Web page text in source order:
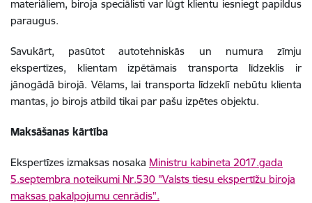
materiāliem, biroja speciālisti var lūgt klientu iesniegt papildus
paraugus.
Savukārt, pasūtot autotehniskās un numura zīmju
ekspertīzes, klientam izpētāmais transporta līdzeklis ir
jānogādā birojā. Vēlams, lai transporta līdzeklī nebūtu klienta
mantas, jo birojs atbild tikai par pašu izpētes objektu.
Maksāšanas kārtība
Ekspertīzes izmaksas nosaka Ministru kabineta 2017.gada
5.septembra noteikumi Nr.530 "Valsts tiesu ekspertīžu biroja
maksas pakalpojumu cenrādis".